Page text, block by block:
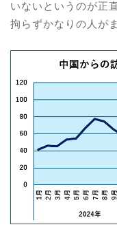
いないというのが正
拘らずかなりの人が